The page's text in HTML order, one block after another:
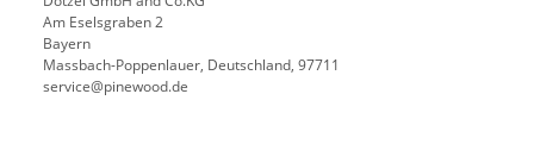
Am Eselsgraben 2
Bayern
Massbach-Poppenlauer, Deutschland, 97711
service@pinewood.de